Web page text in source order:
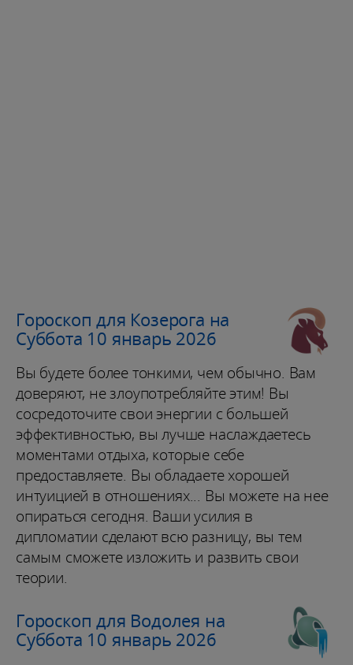
Гороскоп для Козерога на
Суббота 10 январь 2026
Вы будете более тонкими, чем обычно. Вам
доверяют, не злоупотребляйте этим! Вы
сосредоточите свои энергии с большей
эффективностью, вы лучше наслаждаетесь
моментами отдыха, которые себе
предоставляете. Вы обладаете хорошей
интуицией в отношениях... Вы можете на нее
опираться сегодня. Ваши усилия в
дипломатии сделают всю разницу, вы тем
самым сможете изложить и развить свои
теории.
Гороскоп для Водолея на
Суббота 10 январь 2026